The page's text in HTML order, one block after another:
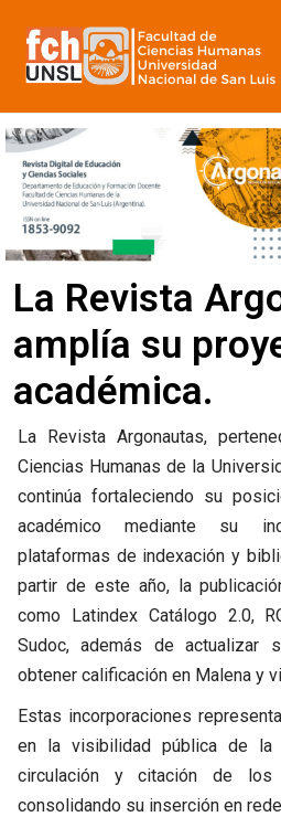
contenido
La Revista
amplía su
académica.
La Revista Argonautas,
Ciencias Humanas de la
continúa fortaleciendo su
académico mediante su
plataformas de indexación y
partir de este año, la
como Latindex Catálogo 2.0,
Sudoc, además de actualizar
obtener calificación en Malena y
Estas incorporaciones
en la visibilidad pública de la
circulación y citación de los
consolidando su inserción en